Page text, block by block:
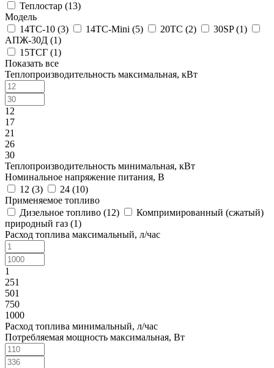
Теплостар (13)
Модель
14ТС-10 (3) 14ТС-Mini (5) 20ТС (2) 30SP (1)
АПЖ-30Д (1)
15ТСГ (1)
Показать все
Теплопроизводительность максимальная, кВт
12
17
21
26
30
Теплопроизводительность минимальная, кВт
Номинальное напряжение питания, В
12 (3) 24 (10)
Применяемое топливо
Дизельное топливо (12)
Компримированный (сжатый)
природный газ (1)
Расход топлива максимальный, л/час
1
251
501
750
1000
Расход топлива минимальный, л/час
Потребляемая мощность максимальная, Вт